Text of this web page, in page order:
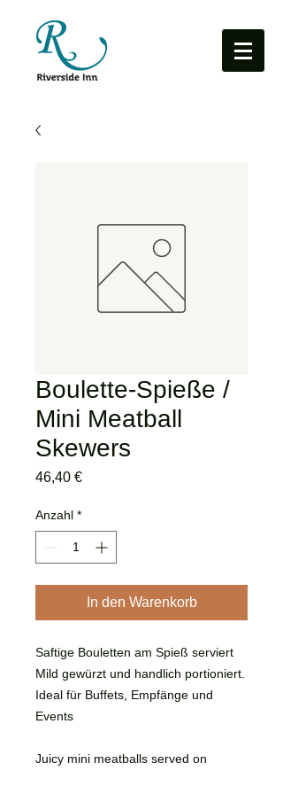
Boulette-Spieße /
Mini Meatball
Skewers
46,40 €Preis
Anzahl *
In den Warenkorb
Saftige Bouletten am Spieß serviert
Mild gewürzt und handlich portioniert.
Ideal für Buffets, Empfänge und
Events
Juicy mini meatballs served on